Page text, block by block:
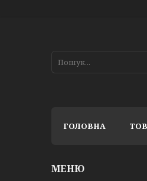
ГОЛОВНА